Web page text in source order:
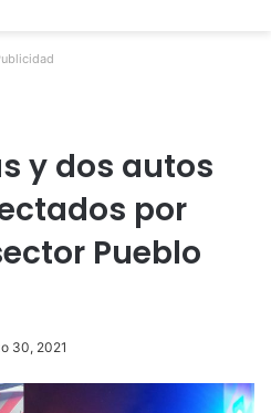
y dos autos
por
Pueblo
30, 2021